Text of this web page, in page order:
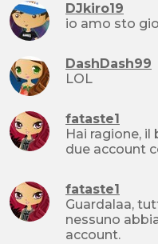
DJkiro19
DashDash99
LOL
fataste1
Hai ragione,
fataste1
Guardalaa,
nessuno
account.